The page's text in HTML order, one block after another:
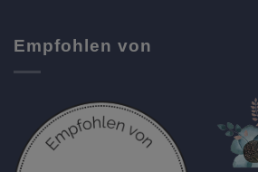
Empfohlen von